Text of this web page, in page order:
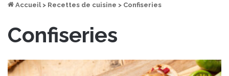
Accueil > Recettes de cuisine > Confiseries
Confiseries